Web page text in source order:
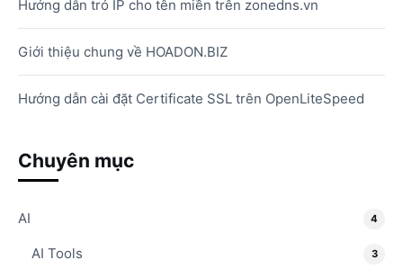
Hướng dẫn trỏ IP cho tên miền trên zonedns.vn
Giới thiệu chung về HOADON.BIZ
Hướng dẫn cài đặt Certificate SSL trên OpenLiteSpeed
Chuyên mục
AI 4
AI Tools 3